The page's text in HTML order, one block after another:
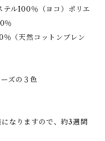
ル100％（ヨコ）ポリエ
％
（天然コットンブレン
ズの３色
なりますので、約3週間